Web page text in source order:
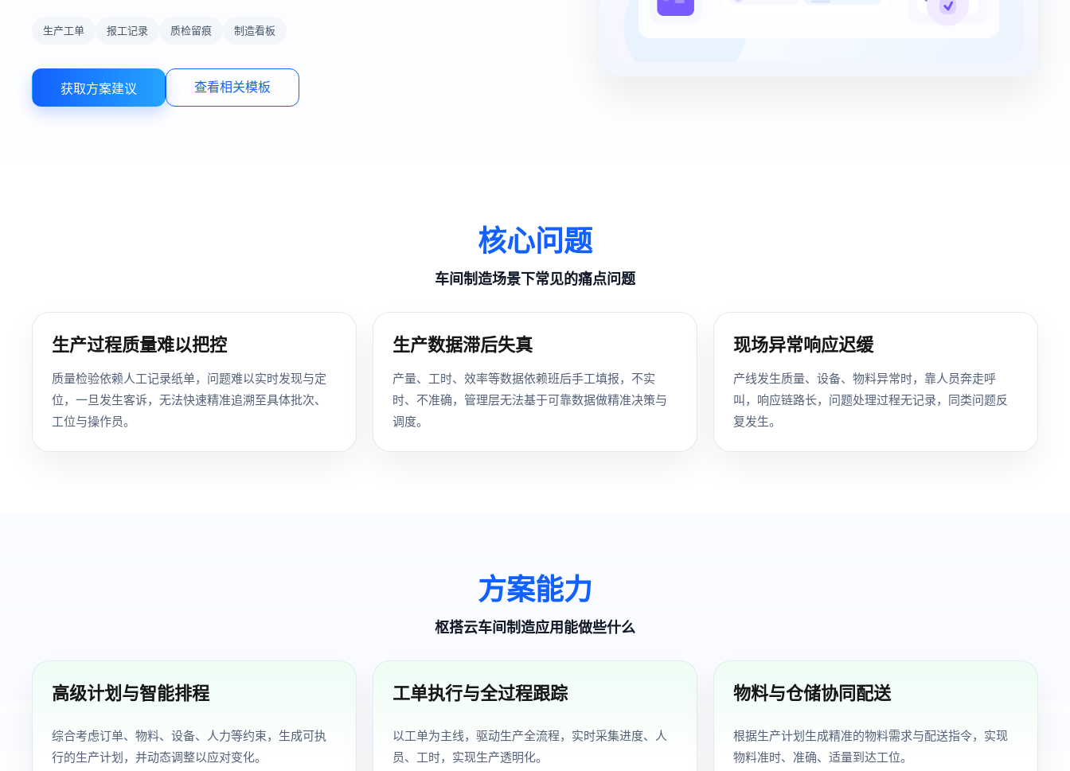
生产工单 报工记录 质检留痕 制造看板
获取方案建议 查看相关模板
核心问题
车间制造场景下常见的痛点问题
生产过程质量难以把控
质量检验依赖人工记录纸单，问题难以实时发现与定
位，一旦发生客诉，无法快速精准追溯至具体批次、
工位与操作员。
生产数据滞后失真
产量、工时、效率等数据依赖班后手工填报，不实
时、不准确，管理层无法基于可靠数据做精准决策与
调度。
现场异常响应迟缓
产线发生质量、设备、物料异常时，靠人员奔走呼
叫，响应链路长，问题处理过程无记录，同类问题反
复发生。
方案能力
枢搭云车间制造应用能做些什么
高级计划与智能排程
综合考虑订单、物料、设备、人力等约束，生成可执
行的生产计划，并动态调整以应对变化。
工单执行与全过程跟踪
以工单为主线，驱动生产全流程，实时采集进度、人
员、工时，实现生产透明化。
物料与仓储协同配送
根据生产计划生成精准的物料需求与配送指令，实现
物料准时、准确、适量到达工位。